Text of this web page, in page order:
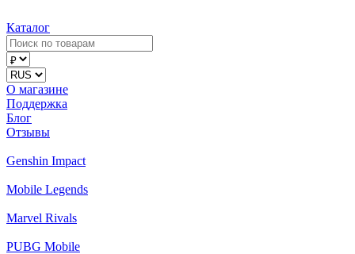
Каталог
О магазине
Поддержка
Блог
Отзывы
Genshin Impact
Mobile Legends
Marvel Rivals
PUBG Mobile